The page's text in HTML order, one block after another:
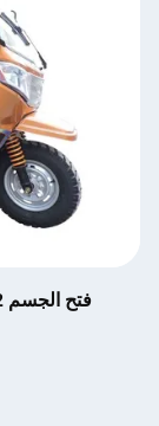
فتح الجسم 12 فولت 120ah بمحركات دراجة ثلاثية العجلات